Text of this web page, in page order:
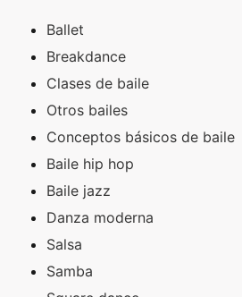
Ballet
Breakdance
Clases de baile
Otros bailes
Conceptos básicos de baile
Baile hip hop
Baile jazz
Danza moderna
Salsa
Samba